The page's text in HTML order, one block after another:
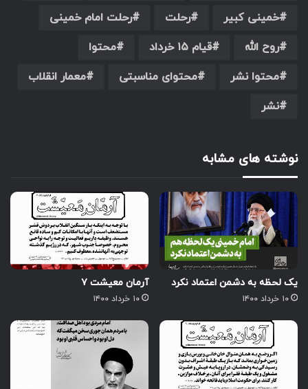
خمینی کبیر رحلت
رحلت امام خمینی
روح الله
قیام ۱۵ خرداد
محتوا
محتوا نشر
محتوای مناسبتی
معمار انقلاب
نشر
نوشته های مشابه
یک لحظه به دشمن اعتماد نکرد
۱۰ خرداد ۱۴۰۰
آرمان معیشت ۷
۱۰ خرداد ۱۴۰۰